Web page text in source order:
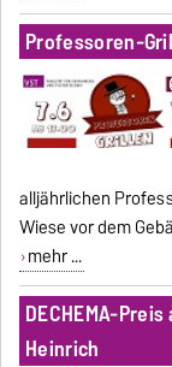
Professoren-
alljährlichen
Wiese vor dem
mehr ...
DECHEMA-
Heinrich